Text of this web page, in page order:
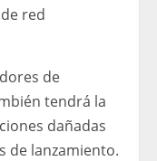
red
de
tendrá la
dañadas
de lanzamiento.